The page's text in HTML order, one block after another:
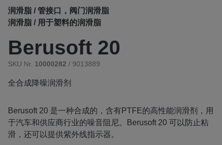
润滑脂 / 管接口，阀门润滑脂
润滑脂 / 用于塑料的润滑脂
Berusoft 20
SKU Nr. 10000282 / 9013889
全合成降噪润滑剂
Berusoft 20 是一种合成的，含有PTFE的高性能润滑剂，用
于汽车和供应商行业的噪音阻尼。Berusoft 20 可以防止粘
滑，还可以提供紫外线指示器。